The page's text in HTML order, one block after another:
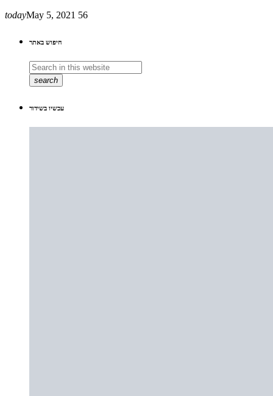
todayMay 5, 2021 56
חיפוש באתר
search
עכשיו בשידור